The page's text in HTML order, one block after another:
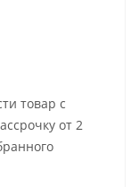
товар с
от 2